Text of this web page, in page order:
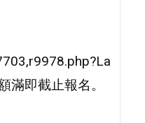
即截止報名。